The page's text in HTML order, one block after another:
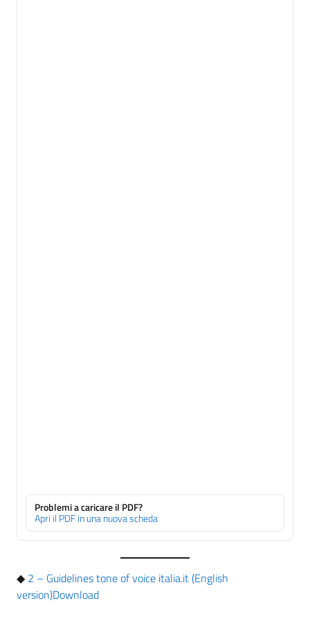
Problemi a caricare il PDF?
Apri il PDF in una nuova scheda
◆ 2 – Guidelines tone of voice italia.it (English
version)Download